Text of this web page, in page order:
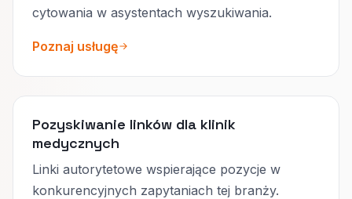
cytowania w asystentach wyszukiwania.
Poznaj usługę
Pozyskiwanie linków dla klinik
medycznych
Linki autorytetowe wspierające pozycje w
konkurencyjnych zapytaniach tej branży.